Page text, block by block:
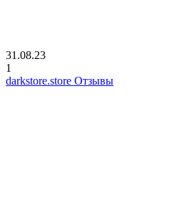
31.08.23
1
darkstore.store Отзывы